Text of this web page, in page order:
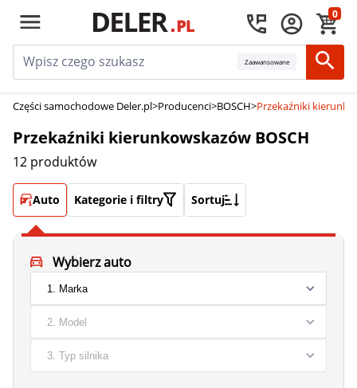
0
Zaawansowane
Części samochodowe Deler.pl>Producenci>BOSCH>Przekaźniki
Przekaźniki kierunkowskazów BOSCH
12 produktów
Auto Kategorie i filtry Sortuj
Wybierz auto